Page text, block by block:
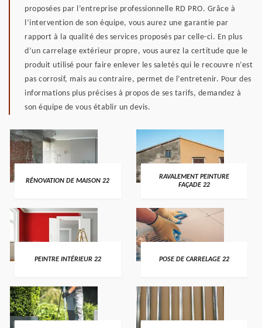
proposées par l’entreprise professionnelle RD PRO. Grâce à
l’intervention de son équipe, vous aurez une garantie par
rapport à la qualité des services proposés par celle-ci. En plus
d’un carrelage extérieur propre, vous aurez la certitude que le
produit utilisé pour faire enlever les saletés qui le recouvre n’est
pas corrosif, mais au contraire, permet de l’entretenir. Pour des
informations plus précises à propos de ses tarifs, demandez à
son équipe de vous établir un devis.
RÉNOVATION DE MAISON 22
RAVALEMENT PEINTURE
FAÇADE 22
PEINTRE INTÉRIEUR 22 POSE DE CARRELAGE 22